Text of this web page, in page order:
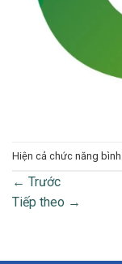
Hiện cả chức năng
← Trước
Tiếp theo →